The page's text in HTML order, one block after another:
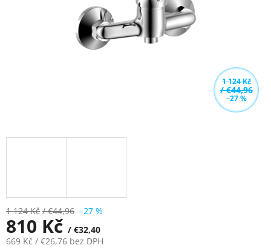
1 124 Kč
/ €44,96
–27 %
1 124 Kč / €44,96 –27 %
810 Kč / €32,40
669 Kč / €26,76 bez DPH